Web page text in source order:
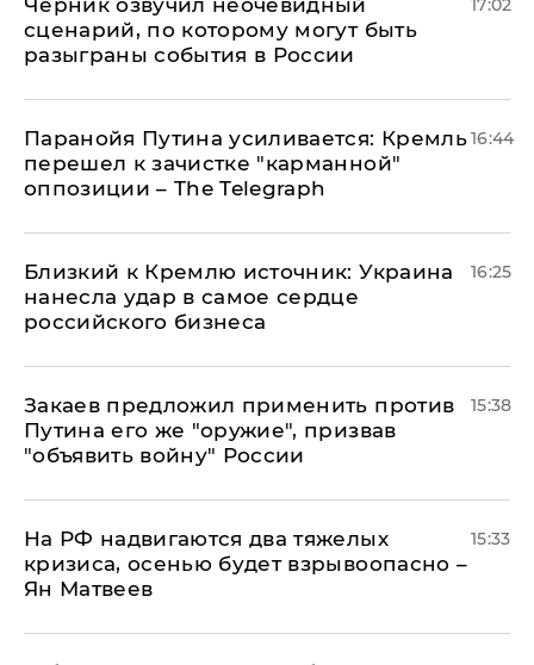
Черник озвучил неочевидный
сценарий, по которому могут быть
разыграны события в России
17:02
Паранойя Путина усиливается: Кремль
перешел к зачистке "карманной"
оппозиции – The Telegraph
16:44
Близкий к Кремлю источник: Украина
нанесла удар в самое сердце
российского бизнеса
16:25
Закаев предложил применить против
Путина его же "оружие", призвав
"объявить войну" России
15:38
На РФ надвигаются два тяжелых
кризиса, осенью будет взрывоопасно –
Ян Матвеев
15:33